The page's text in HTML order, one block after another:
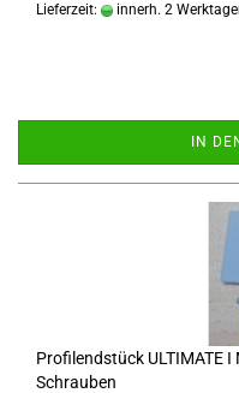
Lieferzeit:
innerh. 2
IN
Pro­fi­lend­stück UL­TI­MA­TE
Schrau­ben